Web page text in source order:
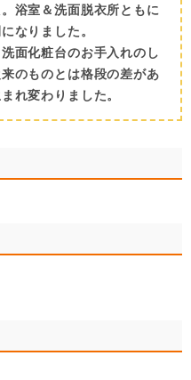
浴室＆洗面脱衣所ともに
なりました。
面化粧台のお手入れのし
のものとは格段の差があ
れ変わりました。